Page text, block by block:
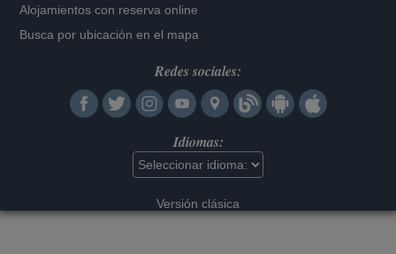
Alojamientos con reserva online
Busca por ubicación en el mapa
Redes sociales:
Idiomas:
Versión clásica